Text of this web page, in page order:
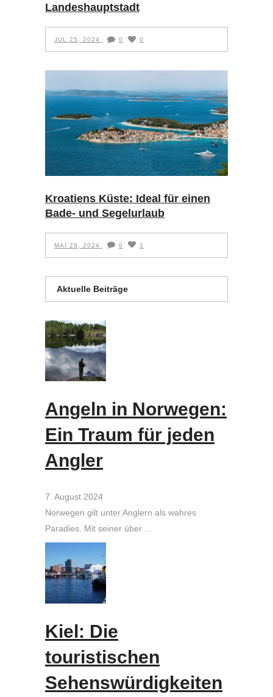
Landeshauptstadt
JUL 25, 2024 0 0
Kroatiens Küste: Ideal für einen
Bade- und Segelurlaub
MAI 29, 2024 0 1
Aktuelle Beiträge
Angeln in Norwegen:
Ein Traum für jeden
Angler
7. August 2024
Norwegen gilt unter Anglern als wahres
Paradies. Mit seiner über …
Kiel: Die
touristischen
Sehenswürdigkeiten